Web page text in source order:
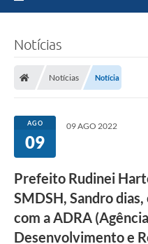
Notícias
Notícias Notícia
AGO
09
09 AGO 2022
Prefeito Rudinei
SMDSH, Sandro
com a ADRA
Desenvolvimento e